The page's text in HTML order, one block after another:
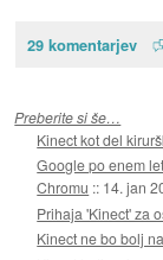
29 komentarjev
Preberite si še…
Kinect kot del
Google po enem
Chromu :: 14. jan
Prihaja 'Kinect' za
Kinect ne bo bolj